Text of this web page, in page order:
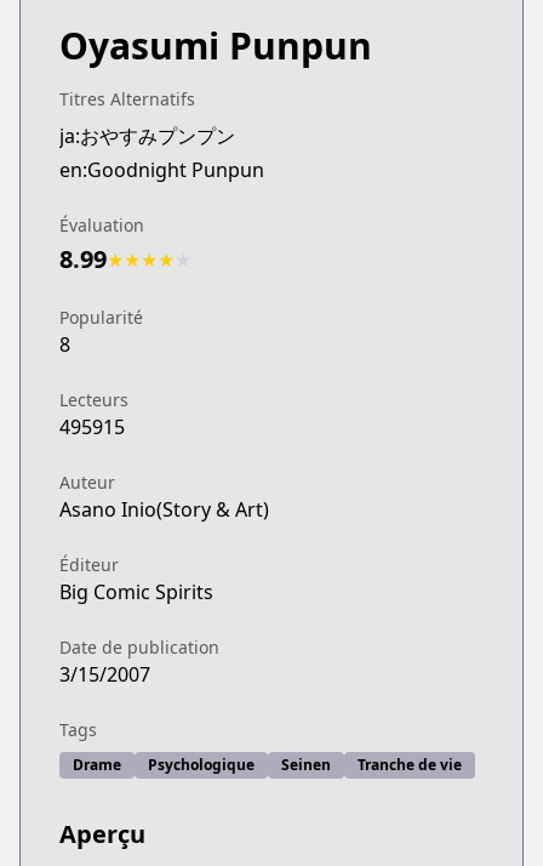
Oyasumi Punpun
Titres Alternatifs
ja:おやすみプンプン
en:Goodnight Punpun
Évaluation
8.99★★★★
Popularité
8
Lecteurs
495915
Auteur
Asano Inio(Story & Art)
Éditeur
Big Comic Spirits
Date de publication
3/15/2007
Tags
Drame Psychologique Seinen Tranche de vie
Aperçu